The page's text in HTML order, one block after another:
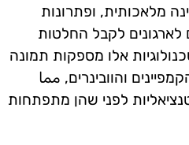
מלאכותית, ופתרונות
לקבל החלטות
אלו מספקות תמונה
והוובינרים, مما
לפני שהן מתפתחות